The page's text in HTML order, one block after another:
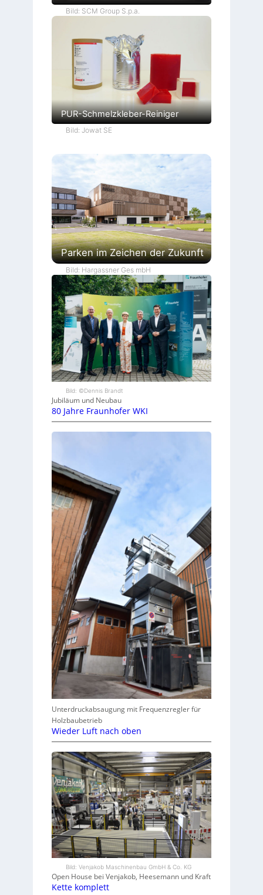
Bild: SCM Group S.p.a.
PUR-Schmelzkleber-Reiniger
Bild: Jowat SE
Parken im Zeichen der Zukunft
Bild: Hargassner Ges mbH
Bild: ©Dennis Brandt
Jubiläum und Neubau
80 Jahre Fraunhofer WKI
Unterdruckabsaugung mit Frequenzregler für
Holzbaubetrieb
Wieder Luft nach oben
Bild: Venjakob Maschinenbau GmbH & Co. KG
Open House bei Venjakob, Heesemann und Kraft
Kette komplett